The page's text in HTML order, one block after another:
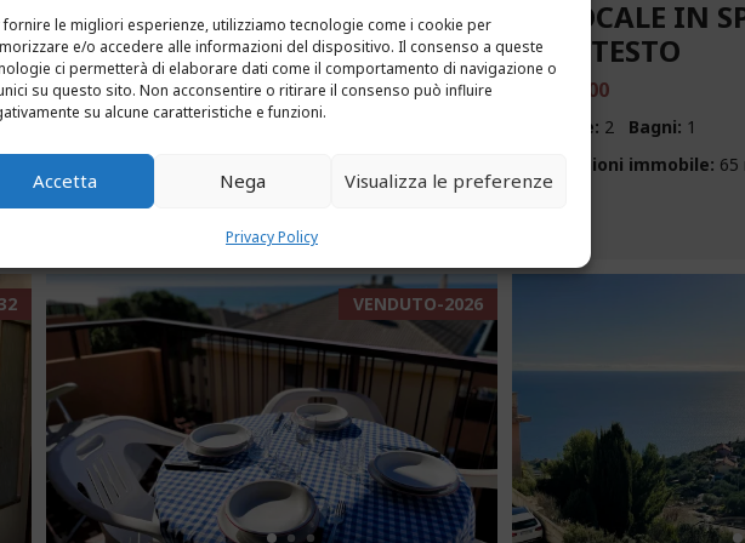
fornire le migliori esperienze, utilizziamo tecnologie come i cookie per
e/o accedere alle informazioni del dispositivo. Il consenso a queste
ci permetterà di elaborare dati come il comportamento di navigazione o
su questo sito. Non acconsentire o ritirare il consenso può influire
su alcune caratteristiche e funzioni.
Accetta Nega Visualizza le preferenze
Privacy Policy
Bilocale con vista mare
€155.000
Camere: 2 Bagni: 1
BILOCALE IN
CONTESTO
€189.000
Camere: 2 Bagni: 1
Dimensioni immobile: 65
VENDUTO-2026